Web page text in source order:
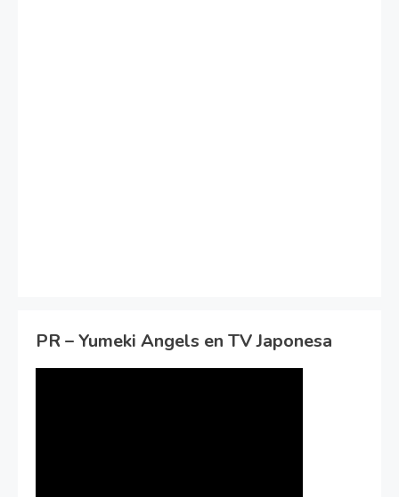
PR – Yumeki Angels en TV Japonesa